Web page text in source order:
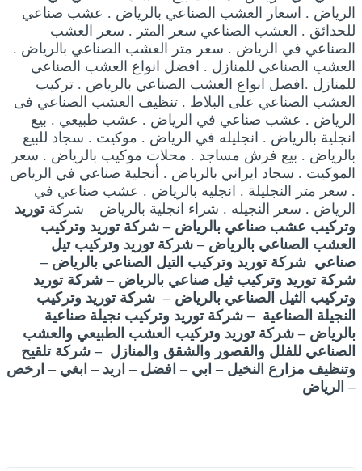
الرياض . اسعار العشب الصناعي بالرياض . عشب صناعي
للحدائق . العشب الصناعي سعر المتر . سعر العشب
الصناعي في الرياض . سعر متر العشب الصناعي بالرياض .
العشب الصناعي للمنازل . افضل انواع العشب الصناعي
للمنازل .افضل انواع العشب الصناعي بالرياض . تركيب
العشب الصناعي على البلاط . تنظيف العشب الصناعي فى
الرياض . عشب صناعي في الرياض . عشب طبيعي . بيع
انجلية بالرياض . انجليله في الرياض . موكيت . سجاد للبيع
بالرياض . بيع فرش مساجد . محلات موكيب بالرياض . سعر
الموكيت . سجاد ايراني بالرياض . أنجلية صناعي في الرياض
. سعر متر النجليلة . انجليه بالرياض . عشب صناعي في
الرياض . سعر النجيله . شراء انجلية بالرياض – شركةتوريد
وتركيب عشب صناعي بالرياض – شركة توريد وتركيب
العشب الصناعي بالرياض – شركة توريد وتركيب تيل
صناعي شركة توريد وتركيب التيل الصناعي بالرياض –
شركة توريد وتركيب ثيل صناعي بالرياض – شركة توريد
وتركيب الثيل الصناعي بالرياض – شركة توريد وتركيب
النجيلة الصناعية – شركة توريد وتركيب نجيلة صناعية
بالرياض – شركة توريد وتركيب العشب الطبيعي والعشب
الصناعي للفلل والقصور والشقق والمنازل – شركة تلقيح
وتنظيف مزارع النخيل – ابي – افضل – اريد – ابغي – ارخص
– الرياض